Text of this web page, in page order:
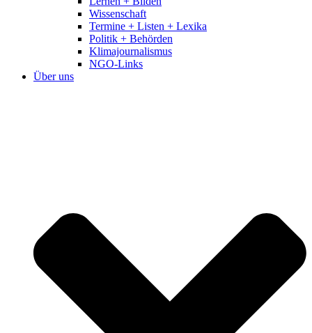
Wissenschaft
Termine + Listen + Lexika
Politik + Behörden
Klimajournalismus
NGO-Links
Über uns